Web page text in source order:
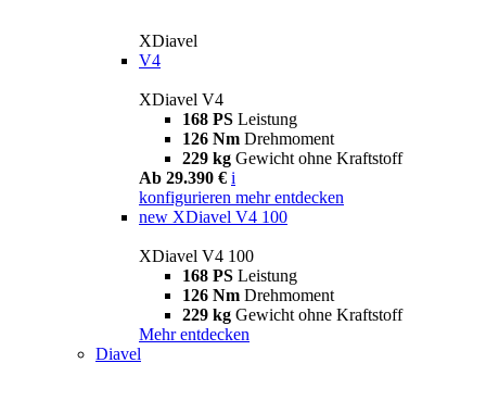
XDiavel
V4
XDiavel V4
168 PS Leistung
126 Nm Drehmoment
229 kg Gewicht ohne Kraftstoff
Ab 29.390 € i
konfigurieren mehr entdecken
new XDiavel V4 100
XDiavel V4 100
168 PS Leistung
126 Nm Drehmoment
229 kg Gewicht ohne Kraftstoff
Mehr entdecken
Diavel